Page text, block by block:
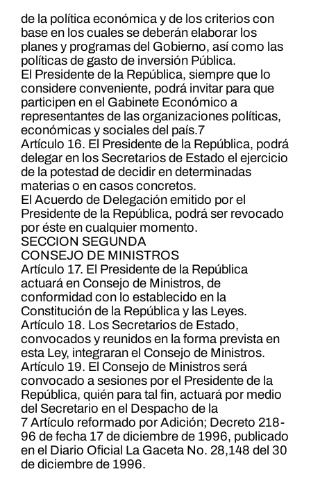
de la política económica y de los criterios con
base en los cuales se deberán elaborar los
planes y programas del Gobierno, así como las
políticas de gasto de inversión Pública.
El Presidente de la República, siempre que lo
considere conveniente, podrá invitar para que
participen en el Gabinete Económico a
representantes de las organizaciones políticas,
económicas y sociales del país.7
Artículo 16. El Presidente de la República, podrá
delegar en los Secretarios de Estado el ejercicio
de la potestad de decidir en determinadas
materias o en casos concretos.
El Acuerdo de Delegación emitido por el
Presidente de la República, podrá ser revocado
por éste en cualquier momento.
SECCION SEGUNDA
CONSEJO DE MINISTROS
Artículo 17. El Presidente de la República
actuará en Consejo de Ministros, de
conformidad con lo establecido en la
Constitución de la República y las Leyes.
Artículo 18. Los Secretarios de Estado,
convocados y reunidos en la forma prevista en
esta Ley, integraran el Consejo de Ministros.
Artículo 19. El Consejo de Ministros será
convocado a sesiones por el Presidente de la
República, quién para tal fin, actuará por medio
del Secretario en el Despacho de la
7 Artículo reformado por Adición; Decreto 218-
96 de fecha 17 de diciembre de 1996, publicado
en el Diario Oficial La Gaceta No. 28,148 del 30
de diciembre de 1996.